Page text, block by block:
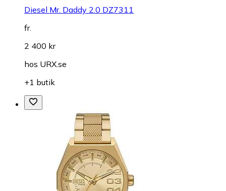
Diesel Mr. Daddy 2.0 DZ7311
fr.
2 400 kr
hos URX.se
+1 butik